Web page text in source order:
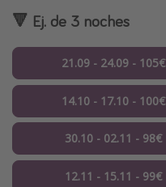
🔻 Ej. de 3 noches
21.09 - 24.09 - 105€
14.10 - 17.10 - 100€
30.10 - 02.11 - 98€
12.11 - 15.11 - 99€